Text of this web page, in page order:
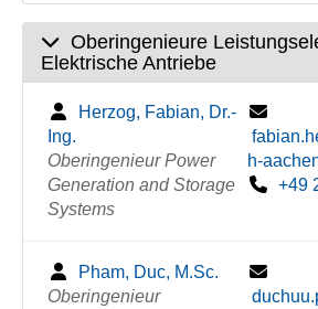
Oberingenieure
Elektrische Antriebe
Herzog, Fabian, Dr.-
Ing.
Oberingenieur Power
Generation and Storage
Systems
h-
+49
Pham, Duc, M.Sc.
Oberingenieur